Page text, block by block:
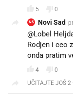
5 0
NS Novi Sad
@Lobel
Rodjen i ceo
onda pratim
4
0
UČITAJTE JOŠ 2